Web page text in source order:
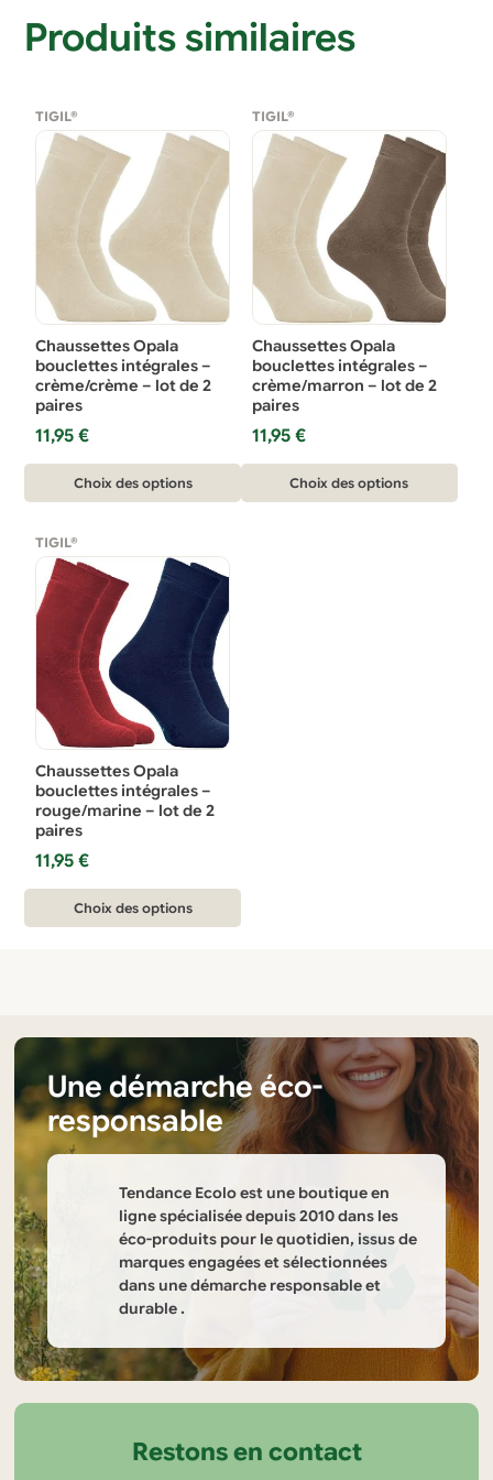
Produits similaires
TIGIL®
Chaussettes Opala
bouclettes intégrales –
crème/crème – lot de 2
paires
11,95€
Choix des options
produit
plusieurs
variations.
Les
options
peuvent
être
choisies
sur
la
page
du
TIGIL®
Chaussettes Opala
bouclettes intégrales –
crème/marron – lot de 2
paires
11,95 €
Choix des options
produit
TIGIL®
Chaussettes Opala
bouclettes intégrales –
rouge/marine – lot de 2
paires
11,95€
Choix des options
produit
Les
options
peuvent
être
choisies
la
page
du
produit
Informations
sur
Une démarche éco-
responsable
Tendance Ecolo est une boutique en
ligne spécialisée depuis 2010 dans les
éco-produits pour le quotidien, issus de
marques engagées et sélectionnées
dans une démarche responsable et
durable .
Restons en contact